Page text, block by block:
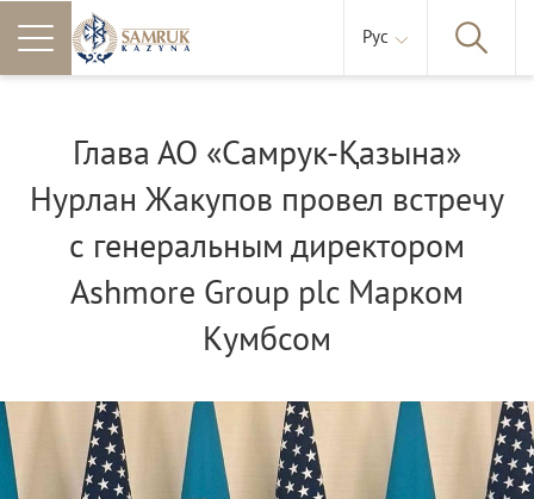
Рус
Глава АО «Самрук-Қазына»
Нурлан Жакупов провел встречу
с генеральным директором
Ashmore Group plc Марком
Кумбсом